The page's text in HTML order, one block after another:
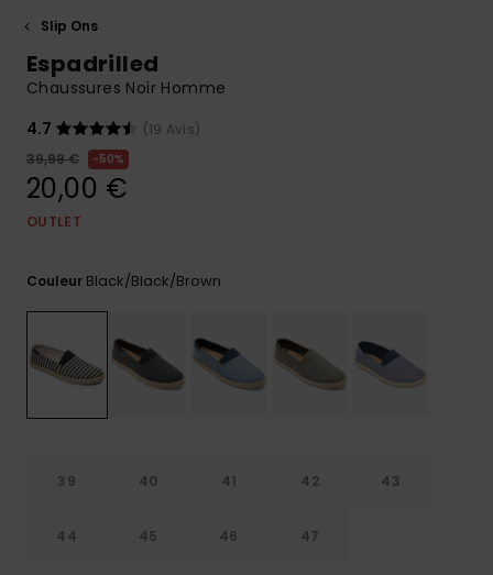
à votre
Démarrer
questions
et notre
formulaire
de
Slip Ons
Espadrilled
Chaussures Noir Homme
4.7
(19 Avis)
39,99 €
50%
20,00 €
OUTLET
Couleur Black/black/brown
39 40 41 42 43
44 45 46 47